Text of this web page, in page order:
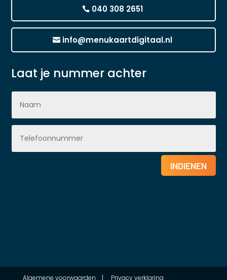
040 308 2651
info@menukaartdigitaal.nl
Laat je nummer achter
INDIENEN
Algemene voorwaarden | Privacy verklaring